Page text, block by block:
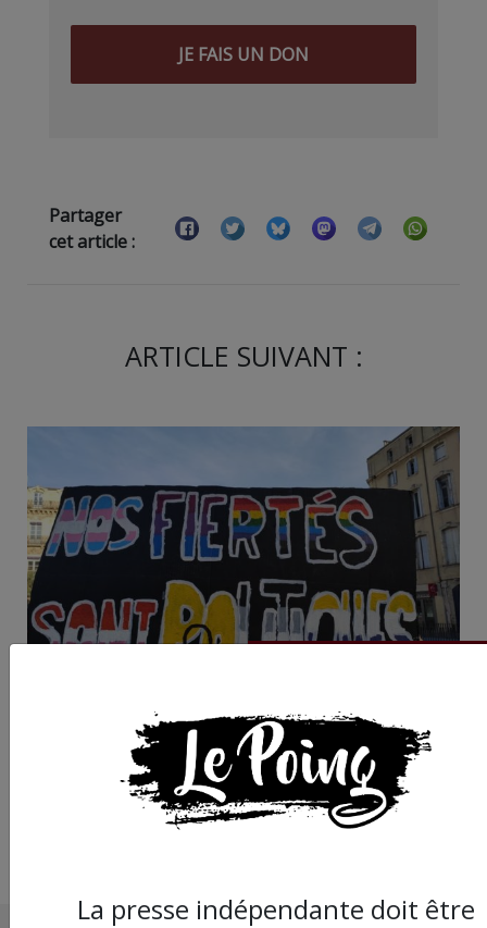
JE FAIS UN DON
Partager
cet article :
ARTICLE SUIVANT :
La presse indépendante doit être